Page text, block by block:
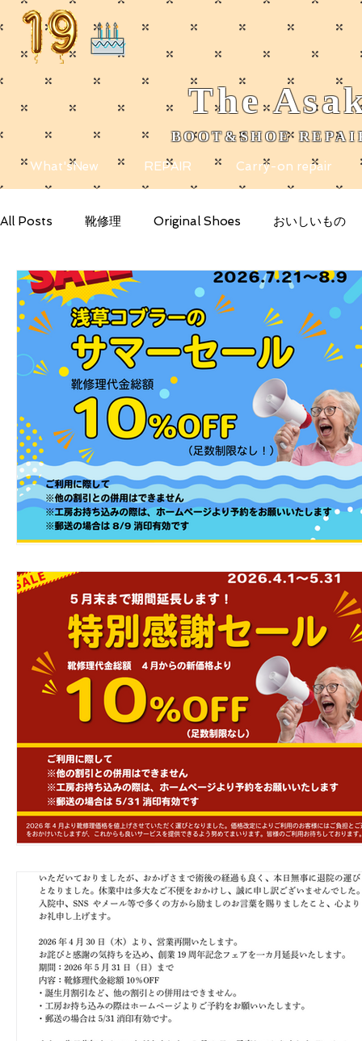
The
​BOOT&SHOE
What'sNew REPAIR Carry-on repair
All Posts 靴修理 Original Shoes おいしいもの
きれいなもの Getting Started Your Community
メディア掲載